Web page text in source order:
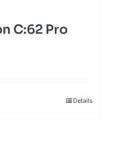
C:62 Pro
Details